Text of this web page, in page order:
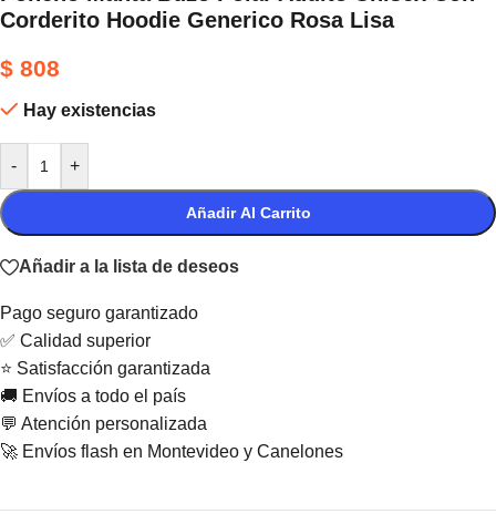
Corderito Hoodie Generico Rosa Lisa
$ 808
Hay existencias
- +
Añadir Al Carrito
Añadir a la lista de deseos
Pago seguro garantizado
✅ Calidad superior
⭐ Satisfacción garantizada
🚚 Envíos a todo el país
💬 Atención personalizada
🚀 Envíos flash en Montevideo y Canelones